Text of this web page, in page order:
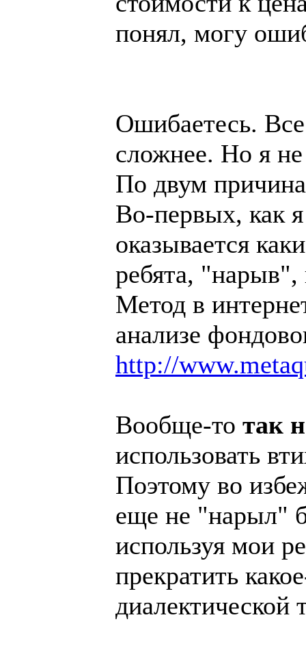
понял, могу
Ошибаетесь.
сложнее. Но я
По двум
Во-первых, как
оказывается
ребята,
Метод в
анализе
http://
Вообще-то так
использовать
Поэтому во
еще не "нарыл"
используя мои
прекратить
диалектической